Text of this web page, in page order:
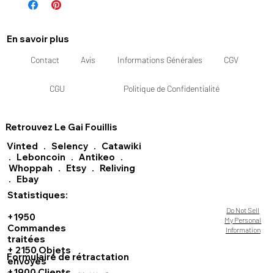
Contact Avis Informations Générales CGV
CGU Politique de Confidentialité
En savoir plus
Retrouvez Le Gai Fouillis
Vinted . Selency. Catawiki
. Leboncoin . Antikeo .
Whoppah . Etsy. Reliving
. Ebay
Formulaire de rétractation
Statistiques:
+1950
Commandes
traitées
+ 2150 Objets
envoyés
Do Not Sell
My Personal
Information